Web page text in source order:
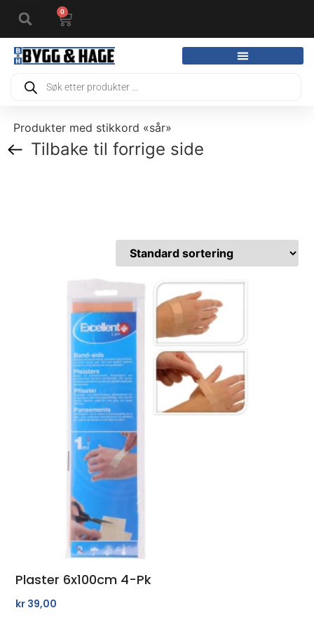
0
Produkter med stikkord «sår»
Tilbake til forrige side
Plaster 6x100cm 4-Pk
kr 39,00